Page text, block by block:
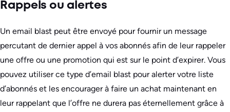
Rappels ou alertes
Un email blast peut être envoyé pour fournir un message
percutant de dernier appel à vos abonnés afin de leur rappeler
une offre ou une promotion qui est sur le point d’expirer. Vous
pouvez utiliser ce type d’email blast pour alerter votre liste
d’abonnés et les encourager à faire un achat maintenant en
leur rappelant que l’offre ne durera pas éternellement grâce à